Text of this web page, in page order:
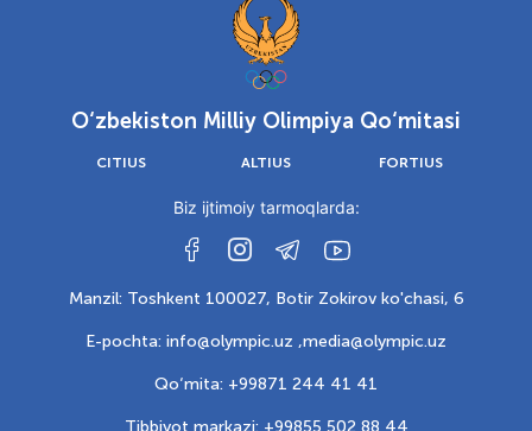
O‘zbekiston Milliy Olimpiya Qo‘mitasi
CITIUS ALTIUS FORTIUS
Biz ijtimoiy tarmoqlarda:
Manzil: Toshkent 100027, Botir Zokirov ko'chasi, 6
E-pochta: info@olympic.uz ,media@olympic.uz
Qo‘mita: +99871 244 41 41
Tibbiyot markazi: +99855 502 88 44